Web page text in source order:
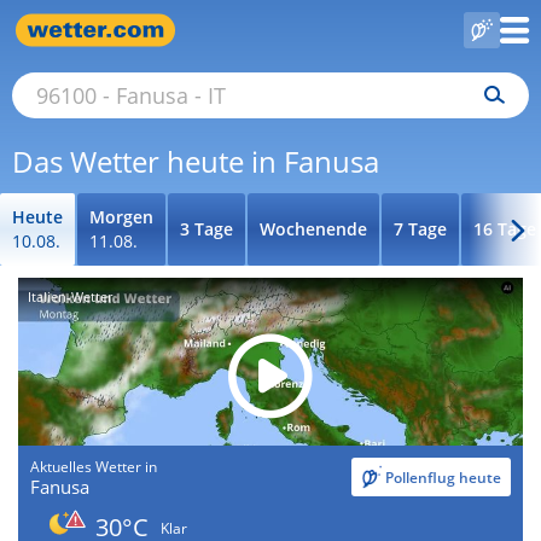
Das Wetter heute in Fanusa
Heute
10.08.
Morgen
11.08.
3 Tage Wochenende 7 Tage 16 Tage
Italien-Wetter
Aktuelles Wetter in
Fanusa Pollenflug heute
30°C
Klar